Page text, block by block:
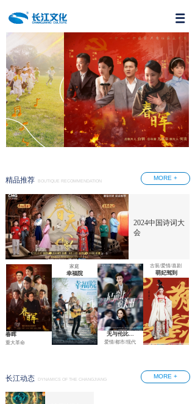
MORE +
精品推荐 BOUTIQUE RECOMMENDATION
2024中国诗词大
会
古装/爱情/喜剧
家庭
萌妃驾到
幸福院
无与伦比...
春晖
爱情/都市/现代
重大革命
MORE +
长江动态 DYNAMICS OF THE CHANGJIANG